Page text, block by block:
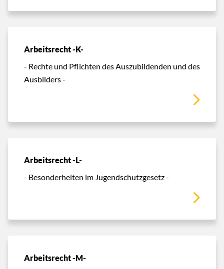
Arbeitsrecht -K-
- Rechte und Pflichten des Auszubildenden und des
Ausbilders -
Arbeitsrecht -L-
- Besonderheiten im Jugendschutzgesetz -
Arbeitsrecht -M-